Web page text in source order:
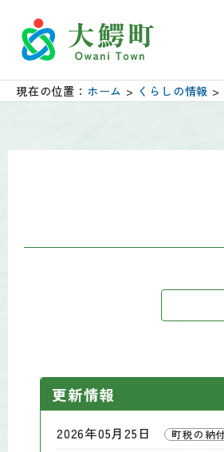
現在の位置： ホーム > くらしの情報 >
更新情報
2026年05月25日